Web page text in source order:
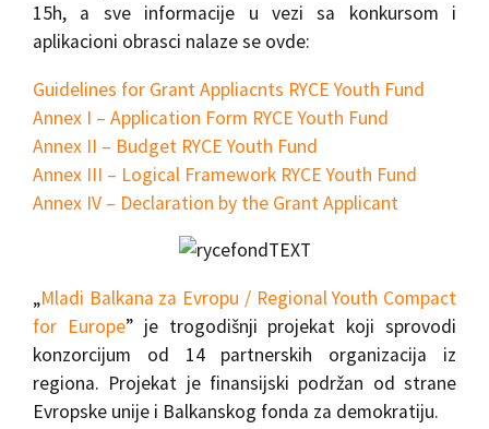
15h, a sve informacije u vezi sa konkursom i
aplikacioni obrasci nalaze se ovde:
Guidelines for Grant Appliacnts RYCE Youth Fund
Annex I – Application Form RYCE Youth Fund
Annex II – Budget RYCE Youth Fund
Annex III – Logical Framework RYCE Youth Fund
Annex IV – Declaration by the Grant Applicant
„Mladi Balkana za Evropu / Regional Youth Compact
for Europe” je trogodišnji projekat koji sprovodi
konzorcijum od 14 partnerskih organizacija iz
regiona. Projekat je finansijski podržan od strane
Evropske unije i Balkanskog fonda za demokratiju.